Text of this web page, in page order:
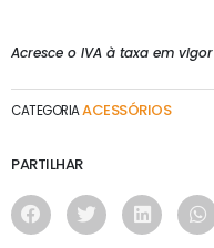
Acresce o IVA à taxa em vigor
CATEGORIAACESSÓRIOS
PARTILHAR